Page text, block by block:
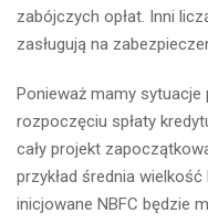
zabójczych opłat. Inni
zasługują na
Ponieważ mamy sytuacje
rozpoczęciu spłaty
cały projekt
przykład średnia
inicjowane NBFC będzie